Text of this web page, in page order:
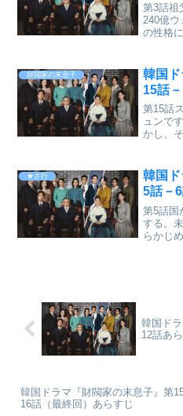
第3話祖
240億
の性格
財閥家の末息子
韓国
15話
第15話
ュンで
かし、
★さ行
韓国
5話－
第5話国
する。
らかじ
韓国ド
12話あ
韓国ドラマ『財閥家の末息子』第
16話（最終回）あらすじ